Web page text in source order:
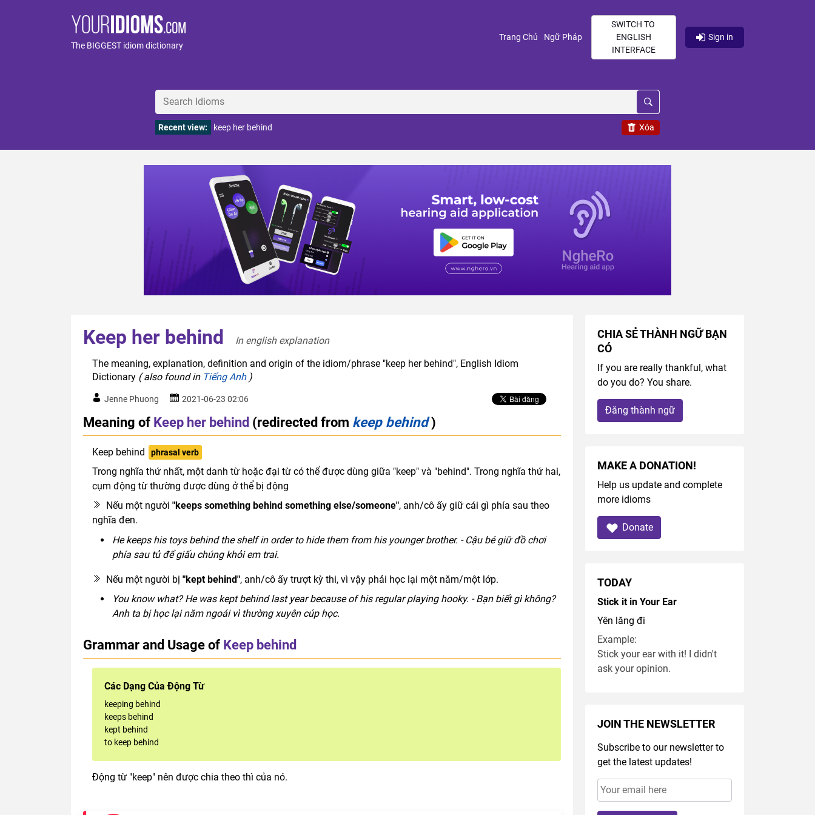
The BIGGEST idiom dictionary
Trang Chủ (current)
Ngữ Pháp(current)
SWITCH TO
ENGLISH
INTERFACE
Sign in
Xóa
Recent view: keep her behind
Keep her behind
In english explanation
The meaning, explanation, definition and origin of the idiom/phrase "keep her behind", English Idiom
Dictionary ( also found in Tiếng Anh)
Jenne Phuong 2021-06-23 02:06
Meaning of Keep her behind (redirected from keep behind)
Keep behind phrasal verb
Trong nghĩa thứ nhất, một danh từ hoặc đại từ có thể được dùng giữa "keep" và "behind". Trong nghĩa thứ hai,
cụm động từ thường được dùng ở thể bị động
Nếu một người "keeps something behind something else/someone", anh/cô ấy giữ cái gì phía sau theo
nghĩa đen.
He keeps his toys behind the shelf in order to hide them from his younger brother. - Cậu bé giữ đồ chơi
phía sau tủ để giấu chúng khỏi em trai.
Nếu một người bị "kept behind", anh/cô ấy trượt kỳ thi, vì vậy phải học lại một năm/một lớp.
You know what? He was kept behind last year because of his regular playing hooky. - Bạn biết gì không?
Anh ta bị học lại năm ngoái vì thường xuyên cúp học.
Grammar and Usage of Keep behind
Các Dạng Của Động Từ
keeping behind
keeps behind
kept behind
to keep behind
Động từ "keep" nên được chia theo thì của nó.
CHIA SẺ THÀNH NGỮ BẠN
CÓ
If you are really thankful, what
do you do? You share.
Đăng thành ngữ
MAKE A DONATION!
Help us update and complete
more idioms
Donate
TODAY
Stick it in Your Ear
Yên lăng đi
Example:
Stick your ear with it! I didn't
ask your opinion.
JOIN THE NEWSLETTER
Subscribe to our newsletter to
get the latest updates!